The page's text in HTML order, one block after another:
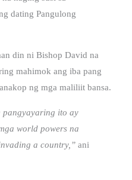
dating Pangulong
din ni Bishop David na
mahimok ang iba pang
ng mga maliliit bansa.
pangyayaring ito ay
world powers na
a country,” ani